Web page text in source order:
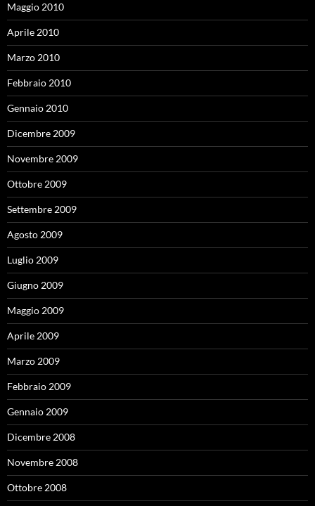
Maggio 2010
Aprile 2010
Marzo 2010
Febbraio 2010
Gennaio 2010
Dicembre 2009
Novembre 2009
Ottobre 2009
Settembre 2009
Agosto 2009
Luglio 2009
Giugno 2009
Maggio 2009
Aprile 2009
Marzo 2009
Febbraio 2009
Gennaio 2009
Dicembre 2008
Novembre 2008
Ottobre 2008